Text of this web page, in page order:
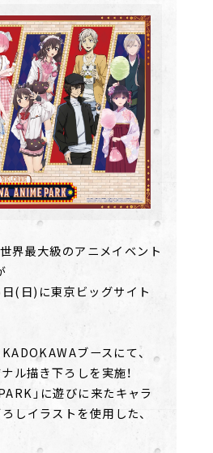
界最大級のアニメイベント
(日)に東京ビッグサイト
ブースにて、
ル描き下ろしを実施！
」に遊びに来たキャラ
しイラストを使用した、